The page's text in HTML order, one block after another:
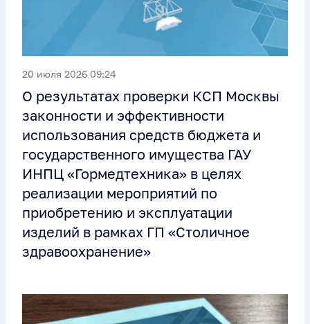
20 июля 2026 09:24
О результатах проверки КСП Москвы
законности и эффективности
использования средств бюджета и
государственного имущества ГАУ
ИНПЦ «Гормедтехника» в целях
реализации мероприятий по
приобретению и эксплуатации
изделий в рамках ГП «Столичное
здравоохранение»